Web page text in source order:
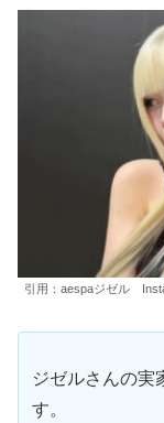
引用：aespaジゼル
ジゼルさんの実
す。